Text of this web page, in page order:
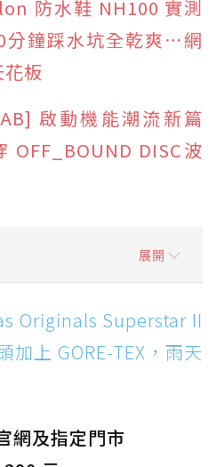
防水鞋 NH100 實測
分鐘踩水坑全乾爽⋯網
板
啟動機能潮流新篇
OFF_BOUND DISC波
展開
Originals Superstar II
加上 GORE-TEX，雨天街
Hierro v9 GORE-
Low GORE-TEX：
Originals Superstar II
加上 GORE-TEX，雨天
網及指定門市